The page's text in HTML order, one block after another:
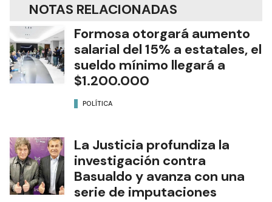
NOTAS RELACIONADAS
Formosa otorgará aumento
salarial del 15% a estatales, el
sueldo mínimo llegará a
$1.200.000
POLÍTICA
La Justicia profundiza la
investigación contra
Basualdo y avanza con una
serie de imputaciones